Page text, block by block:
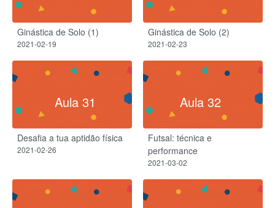
Ginástica de Solo (1)
2021-02-19
Ginástica de Solo (2)
2021-02-23
Aula 31
Desafia a tua aptidão física
2021-02-26
Aula 32
Futsal: técnica e
performance
2021-03-02